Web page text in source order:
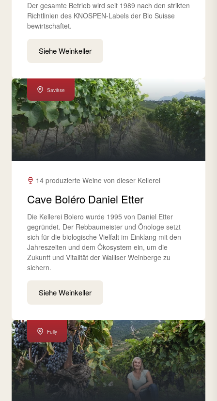
Der gesamte Betrieb wird seit 1989 nach den strikten
Richtlinien des KNOSPEN-Labels der Bio Suisse
bewirtschaftet.
Siehe Weinkeller
Savièse
14 produzierte Weine von dieser Kellerei
Cave Boléro Daniel Etter
Die Kellerei Bolero wurde 1995 von Daniel Etter
gegründet. Der Rebbaumeister und Önologe setzt
sich für die biologische Vielfalt im Einklang mit den
Jahreszeiten und dem Ökosystem ein, um die
Zukunft und Vitalität der Walliser Weinberge zu
sichern.
Siehe Weinkeller
Fully